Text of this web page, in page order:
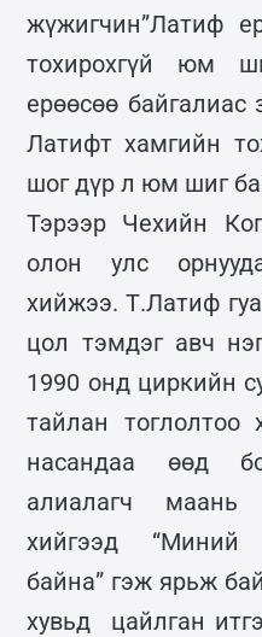
жүжигчин”Латиф
тохирохгүй юм
ерөөсөө
Латифт хамгийн
шог дүр л юм шиг
Тэрээр Чехийн
олон улс
хийжээ. Т.Латиф
цол тэмдэг авч
1990 онд циркийн
тайлан
насандаа өөд
алиалагч маань
хийгээд “Миний
байна” гэж ярьж
хувьд цайлган